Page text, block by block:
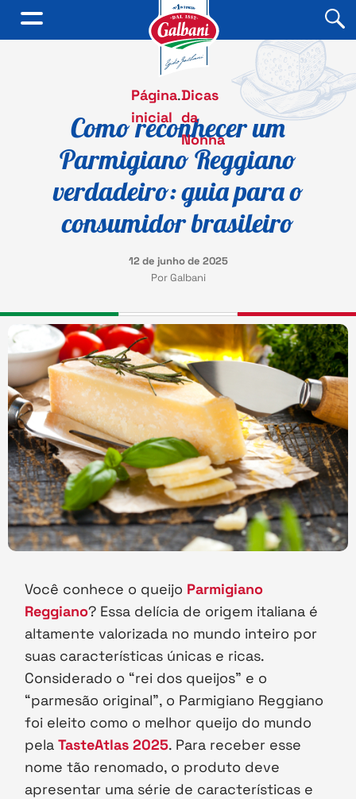
Página
inicial
.Dicas
da
Nonna
Como reconhecer um
Parmigiano Reggiano
verdadeiro: guia para o
consumidor brasileiro
12 de junho de 2025
Por Galbani
Você conhece o queijo Parmigiano
Reggiano? Essa delícia de origem italiana é
altamente valorizada no mundo inteiro por
suas características únicas e ricas.
Considerado o “rei dos queijos” e o
“parmesão original”, o Parmigiano Reggiano
foi eleito como o melhor queijo do mundo
pelaTasteAtlas 2025. Para receber esse
nome tão renomado, o produto deve
apresentar uma série de características e